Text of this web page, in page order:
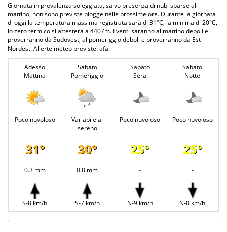
Giornata in prevalenza soleggiata, salvo presenza di nubi sparse al
mattino, non sono previste piogge nelle prossime ore. Durante la giornata
di oggi la temperatura massima registrata sarà di 31°C, la minima di 20°C,
lo zero termico si attesterà a 4407m. I venti saranno al mattino deboli e
proverranno da Sudovest, al pomeriggio deboli e proverranno da Est-
Nordest. Allerte meteo previste: afa.
Adesso
Mattina
Sabato
Pomeriggio
Sabato
Sera
Sabato
Notte
Poco nuvoloso
Variabile al
sereno
Poco nuvoloso Poco nuvoloso
31° 30° 25° 25°
0.3 mm 0.8 mm - -
S-8 km/h S-7 km/h N-9 km/h N-8 km/h